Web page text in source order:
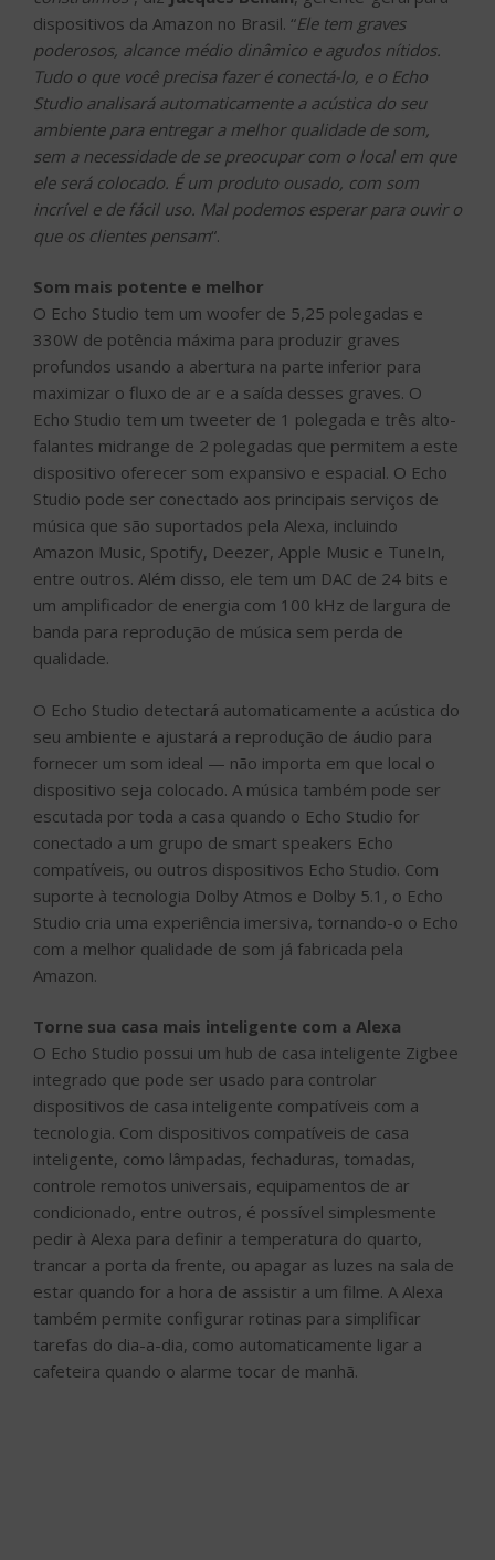
dispositivos da Amazon no Brasil. “Ele tem graves
poderosos, alcance médio dinâmico e agudos nítidos.
Tudo o que você precisa fazer é conectá-lo, e o Echo
Studio analisará automaticamente a acústica do seu
ambiente para entregar a melhor qualidade de som,
sem a necessidade de se preocupar com o local em que
ele será colocado. É um produto ousado, com som
incrível e de fácil uso. Mal podemos esperar para ouvir o
que os clientes pensam“.
Som mais potente e melhor
O Echo Studio tem um woofer de 5,25 polegadas e
330W de potência máxima para produzir graves
profundos usando a abertura na parte inferior para
maximizar o fluxo de ar e a saída desses graves. O
Echo Studio tem um tweeter de 1 polegada e três alto-
falantes midrange de 2 polegadas que permitem a este
dispositivo oferecer som expansivo e espacial. O Echo
Studio pode ser conectado aos principais serviços de
música que são suportados pela Alexa, incluindo
Amazon Music, Spotify, Deezer, Apple Music e TuneIn,
entre outros. Além disso, ele tem um DAC de 24 bits e
um amplificador de energia com 100 kHz de largura de
banda para reprodução de música sem perda de
qualidade.
O Echo Studio detectará automaticamente a acústica do
seu ambiente e ajustará a reprodução de áudio para
fornecer um som ideal — não importa em que local o
dispositivo seja colocado. A música também pode ser
escutada por toda a casa quando o Echo Studio for
conectado a um grupo de smart speakers Echo
compatíveis, ou outros dispositivos Echo Studio. Com
suporte à tecnologia Dolby Atmos e Dolby 5.1, o Echo
Studio cria uma experiência imersiva, tornando-o o Echo
com a melhor qualidade de som já fabricada pela
Amazon.
Torne sua casa mais inteligente com a Alexa
O Echo Studio possui um hub de casa inteligente Zigbee
integrado que pode ser usado para controlar
dispositivos de casa inteligente compatíveis com a
tecnologia. Com dispositivos compatíveis de casa
inteligente, como lâmpadas, fechaduras, tomadas,
controle remotos universais, equipamentos de ar
condicionado, entre outros, é possível simplesmente
pedir à Alexa para definir a temperatura do quarto,
trancar a porta da frente, ou apagar as luzes na sala de
estar quando for a hora de assistir a um filme. A Alexa
também permite configurar rotinas para simplificar
tarefas do dia-a-dia, como automaticamente ligar a
cafeteira quando o alarme tocar de manhã.